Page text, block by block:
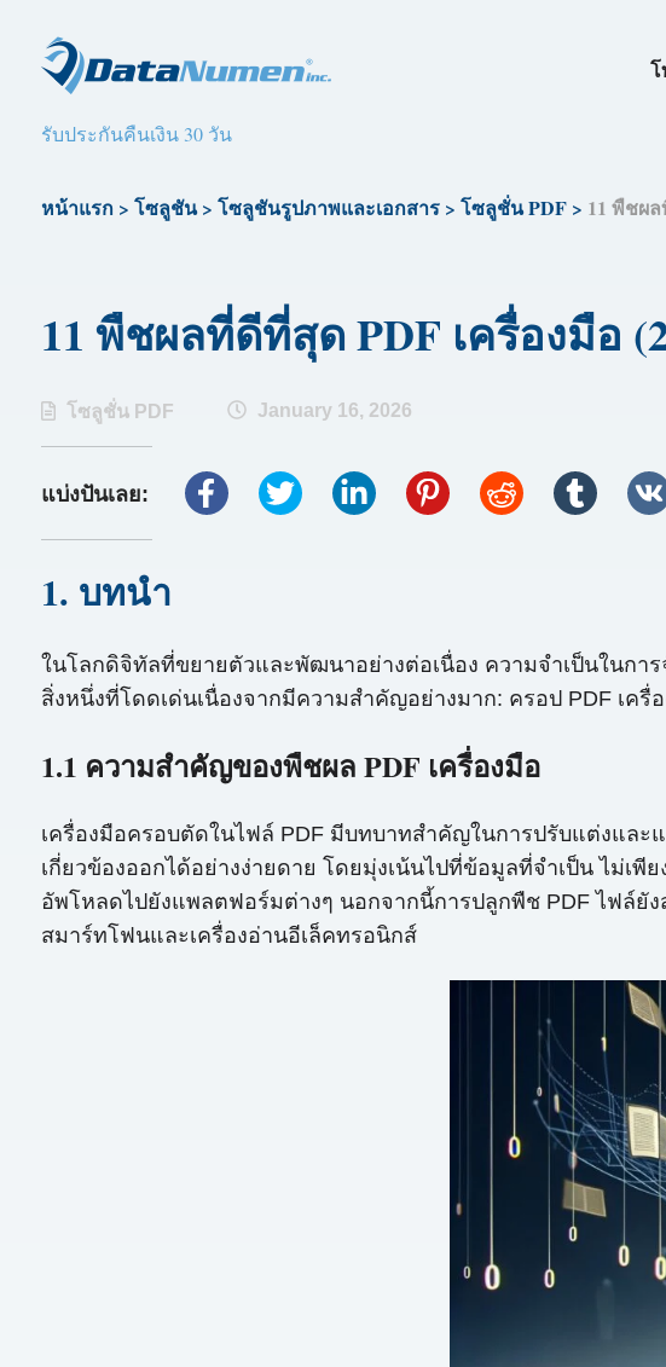
รับประกันคืนเงิน 30 วัน
หน้าแรก> โซลูชัน> โซลูชันรูปภาพและเอกสาร> โซลูชั่น PDF> 11 พืชผ
11 พืชผลที่ดีที่สุด PDF เครื่องมือ
โซลูชั่น PDF January 16, 2026
แบ่งปันเลย:
1. บทนำ
ในโลกดิจิทัลที่ขยายตัวและพัฒนาอย่างต่อเนื่อง ความจำเป็นในกา
สิ่งหนึ่งที่โดดเด่นเนื่องจากมีความสำคัญอย่างมาก: ครอป PDF เครื่
1.1 ความสำคัญของพืชผล PDF เครื่องมือ
เครื่องมือครอบตัดในไฟล์ PDF มีบทบาทสำคัญในการปรับแต่งและ
เกี่ยวข้องออกได้อย่างง่ายดาย โดยมุ่งเน้นไปที่ข้อมูลที่จำเป็น ไม่เ
อัพโหลดไปยังแพลตฟอร์มต่างๆ นอกจากนี้การปลูกพืช PDF ไฟล์ยั
สมาร์ทโฟนและเครื่องอ่านอีเล็คทรอนิกส์